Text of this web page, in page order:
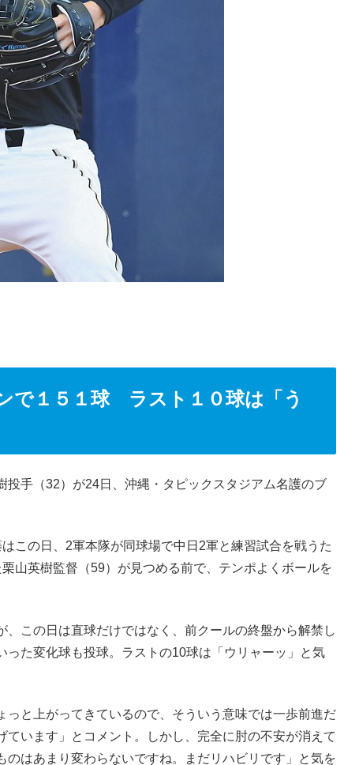
で１５１球 ラスト１０球は「う
手（32）が24日、沖縄・タピックスタジアム名護のブ
この日、2軍本隊が同球場で中日2軍と練習試合を戦うた
山英樹監督（59）が見つめる前で、テンポよくボールを
この日は直球だけではなく、前クールの終盤から解禁し
た変化球も投球。ラストの10球は「ウリャーッ」と気
と上がってきているので、そういう意味では一歩前進だ
います」とコメント。しかし、完全に肘の不安が消えて
はあまり変わらないですね。まだリハビリです」と気を